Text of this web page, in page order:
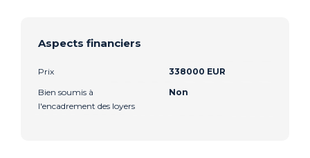
Aspects financiers
Prix
338000 EUR
Bien soumis à
l'encadrement des loyers
Non